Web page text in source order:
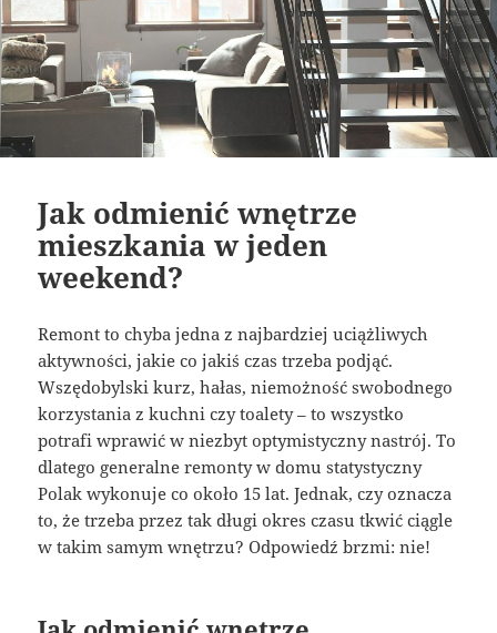
Jak odmienić wnętrze
mieszkania w jeden
weekend?
Remont to chyba jedna z najbardziej uciążliwych
aktywności, jakie co jakiś czas trzeba podjąć.
Wszędobylski kurz, hałas, niemożność swobodnego
korzystania z kuchni czy toalety – to wszystko
potrafi wprawić w niezbyt optymistyczny nastrój. To
dlatego generalne remonty w domu statystyczny
Polak wykonuje co około 15 lat. Jednak, czy oznacza
to, że trzeba przez tak długi okres czasu tkwić ciągle
w takim samym wnętrzu? Odpowiedź brzmi: nie!